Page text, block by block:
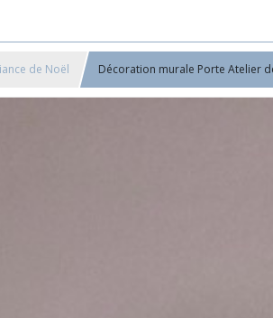
de Noël Décoration murale Porte Atelier